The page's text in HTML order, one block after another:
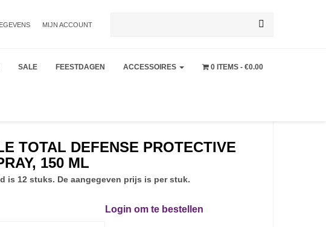
MIJN ACCOUNT
naar:
SALE FEESTDAGEN ACCESSOIRES 0 ITEMS €0.00
TOTAL DEFENSE PROTECTIVE
150 ML
is 12 stuks. De aangegeven prijs is per stuk.
Login om te bestellen